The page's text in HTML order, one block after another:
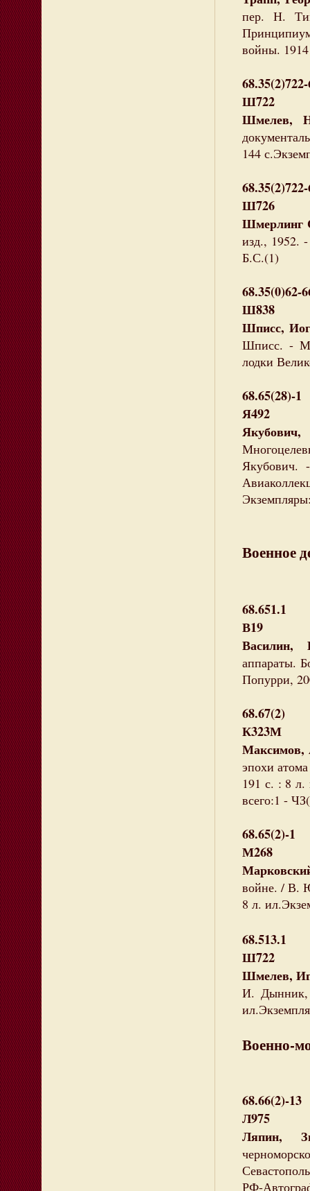
пер. Н.
войны.
Ш722
Шмелев,
144
Ш726
Шмерлинг
изд., 1952.
Б.С.(1)
68.35(0)62-
Ш838
Шписс,
Шписс. -
лодки
68.65(28)-1
Я492
Военное
68.651.1
В19
Василин,
аппараты.
Попурри,
68.67(2)
К323М
Максимов,
эпохи
191 с. : 8
всего:1 -
68.65(2)-1
М268
войне. / В.
8 л.
68.513.1
Ш722
Шмелев,
И.
Военно-
68.66(2)-13
Л975
Ляпин,
РФ-